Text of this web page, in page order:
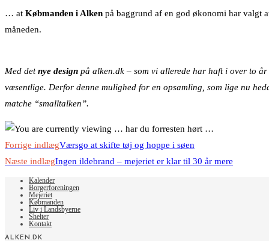
… at Købmanden i Alken på baggrund af en god økonomi har valgt
måneden.
Med detnye design på alken.dk – som vi allerede har haft i over to
væsentlige. Derfor denne mulighed for en opsamling, som lige nu
matche “smalltalken”.
Read
more
articles
Forrige indlægVærsgo at skifte tøj og hoppe i søen
Næste indlægIngen ildebrand – mejeriet er klar til 30 år mere
Kalender
Borgerforeningen
Mejeriet
Købmanden
Liv i Landsbyerne
Shelter
Kontakt
ALKEN.DK